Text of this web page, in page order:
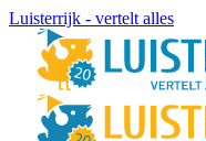
Luisterrijk - vertelt alles